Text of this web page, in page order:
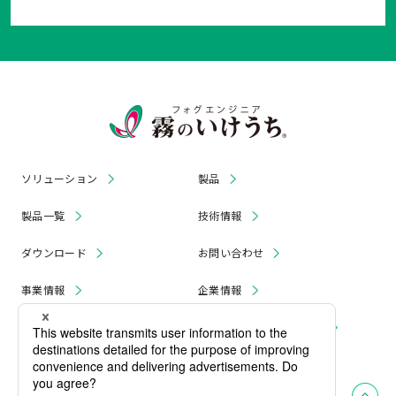
ソリューション 製品
製品一覧 技術情報
ダウンロード お問い合わせ
事業情報 企業情報
お知らせ リコール・無償修理 情報
採用情報 プライバシーポリシー